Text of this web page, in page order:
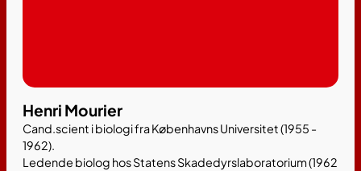
Henri Mourier
Cand.scient i biologi fra Københavns Universitet (1955 -
1962).
Ledende biolog hos Statens Skadedyrslaboratorium (1962